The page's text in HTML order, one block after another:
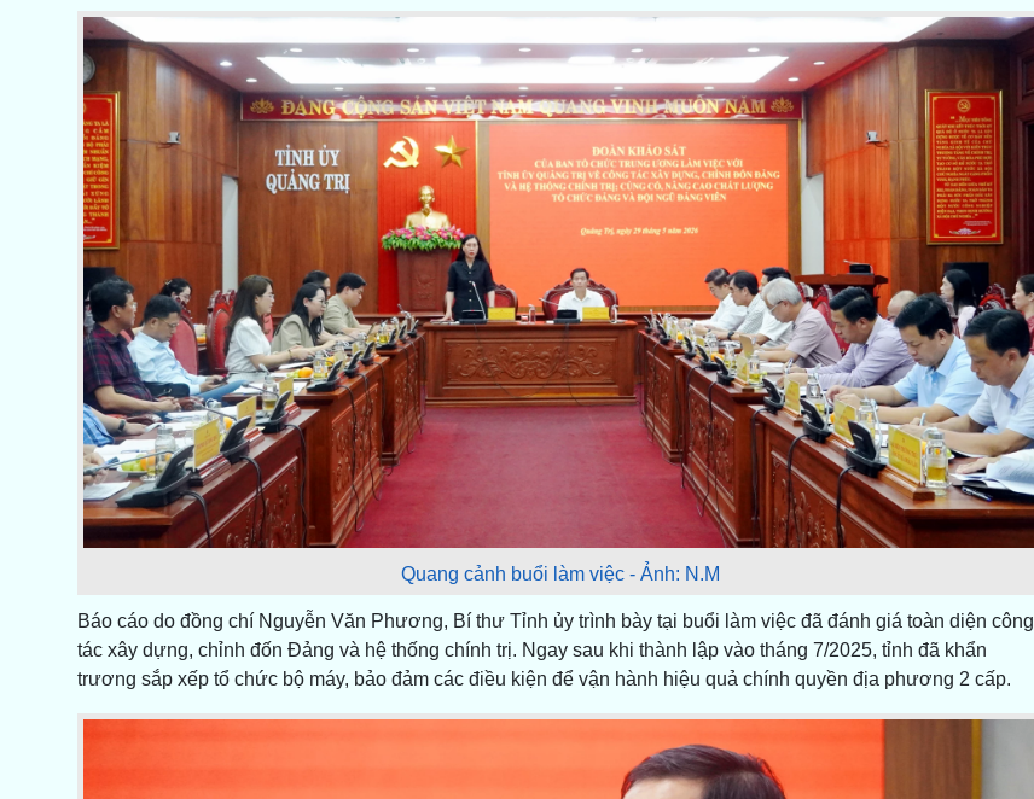
Quang cảnh buổi làm việc - Ảnh: N.M
Báo cáo do đồng chí Nguyễn Văn Phương, Bí thư Tỉnh ủy trình bày tại buổi làm việc đã đánh giá toàn diện công
tác xây dựng, chỉnh đốn Đảng và hệ thống chính trị. Ngay sau khi thành lập vào tháng 7/2025, tỉnh đã khẩn
trương sắp xếp tổ chức bộ máy, bảo đảm các điều kiện để vận hành hiệu quả chính quyền địa phương 2 cấp.